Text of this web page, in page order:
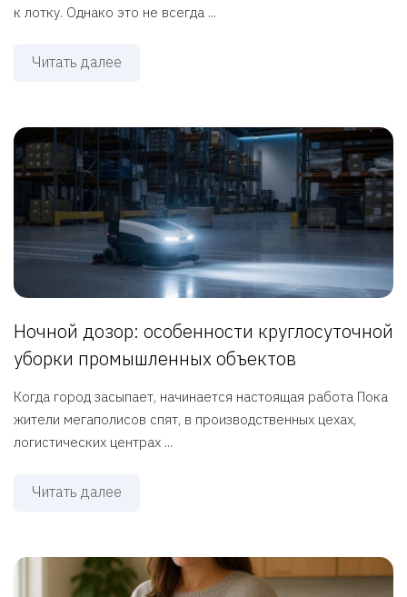
к лотку. Однако это не всегда ...
Читать далее
Ночной дозор: особенности круглосуточной
уборки промышленных объектов
Когда город засыпает, начинается настоящая работа Пока
жители мегаполисов спят, в производственных цехах,
логистических центрах ...
Читать далее